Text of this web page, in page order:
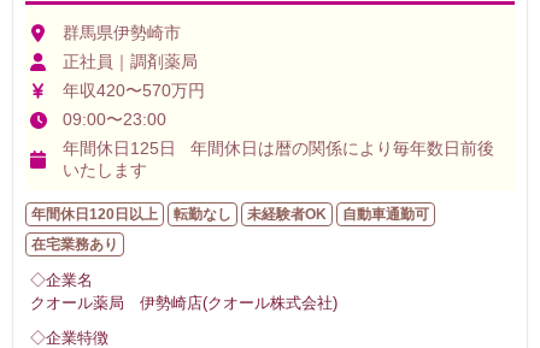
群馬県伊勢崎市
正社員｜調剤薬局
年収420〜570万円
09:00〜23:00
年間休日125日 年間休日は暦の関係により毎年数日前後
いたします
年間休日120日以上 転勤なし 未経験者OK
自動車通勤可
在宅業務あり
◇企業名
クオール薬局 伊勢崎店(クオール株式会社)
◇企業特徴